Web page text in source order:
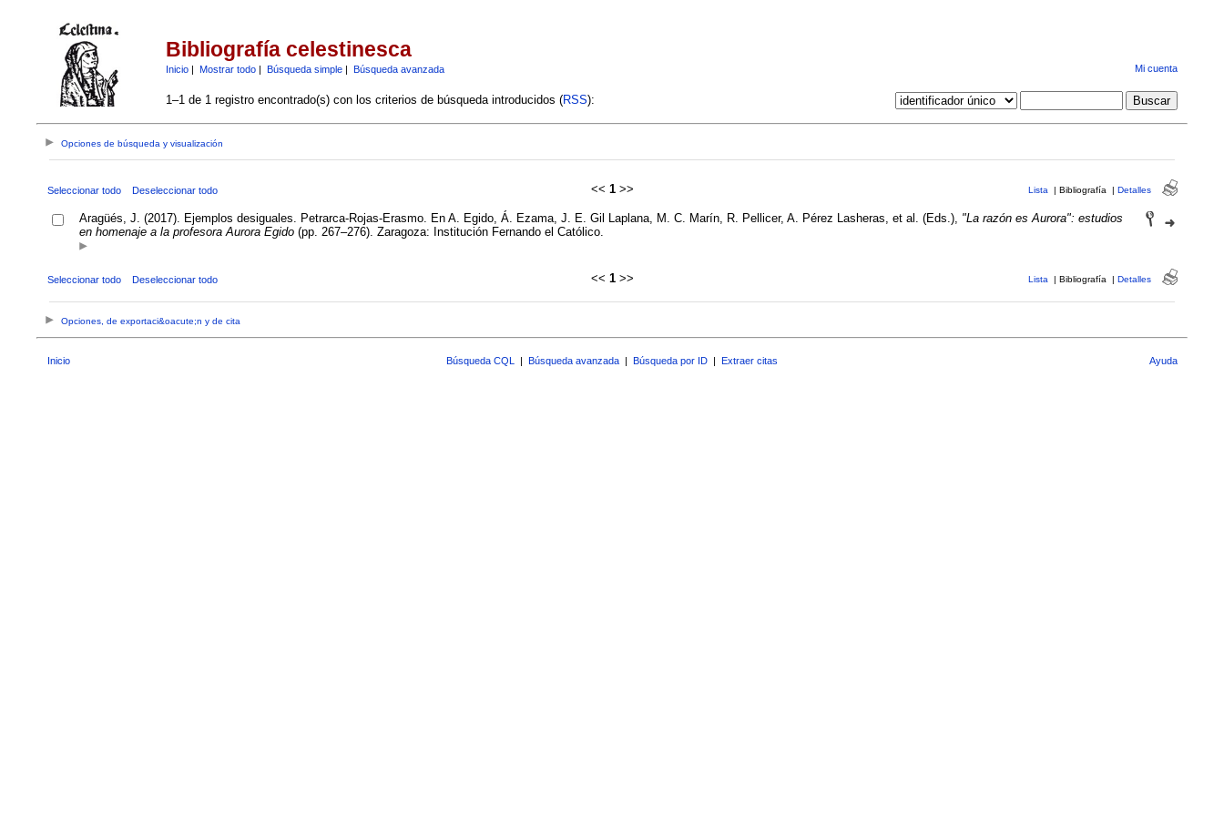
Bibliografía celestinesca
Inicio| Mostrar todo| Búsqueda simple| Búsqueda avanzada Mi cuenta
1–1 de 1 registro encontrado(s) con los criterios de búsqueda introducidos (RSS):
Opciones de búsqueda y visualización
Seleccionar todo Deseleccionar todo << 1>> Lista | Bibliografía | Detalles
Aragüés, J. (2017). Ejemplos desiguales. Petrarca-Rojas-Erasmo. En A. Egido, Á. Ezama, J. E. Gil Laplana, M. C. Marín, R. Pellicer, A. Pérez Lasheras, et al. (Eds.), "La razón es Aurora": estudios
en homenaje a la profesora Aurora Egido(pp. 267–276). Zaragoza: Institución Fernando el Católico.
Seleccionar todo Deseleccionar todo << 1>> Lista | Bibliografía | Detalles
Opciones, de exportaci&oacute;n y de cita
Inicio Búsqueda CQL | Búsqueda avanzada | Búsqueda por ID | Extraer citas Ayuda